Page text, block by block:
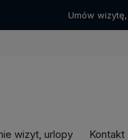
Umów
wizyt, urlopy Kontakt